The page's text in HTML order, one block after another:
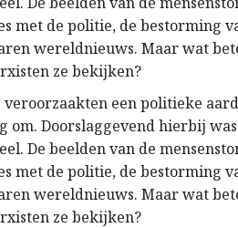
met de politie, de bestorming
wereldnieuws. Maar wat
ze bekijken?
veroorzaakten een politieke
om. Doorslaggevend hierbij
De beelden van de
met de politie, de bestorming
wereldnieuws. Maar wat
ze bekijken?